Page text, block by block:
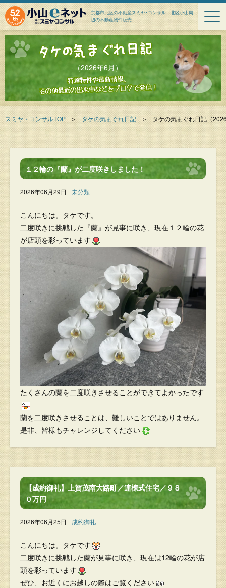
京都市北区の不動産スミヤ･コンサル－北区小山周
辺の不動産物件販売
（2026年6月）
スミヤ・コンサルTOP ＞ タケの気まぐれ日記 ＞ タケの気まぐれ日記 （
１２輪の『蘭』が二度咲きしました！
2026年06月29日 未分類
こんにちは。タケです。
二度咲きに挑戦した『蘭』が見事に咲き、現在１２輪の花
が店頭を彩っています
たくさんの蘭を二度咲きさせることができてよかったです
蘭を二度咲きさせることは、難しいことではありません。
是非、皆様もチャレンジしてください
【成約御礼】上賀茂南大路町／連棟式住宅／９８
０万円
2026年06月25日 成約御礼
こんにちは。タケです
二度咲きに挑戦した蘭が見事に咲き、現在は12輪の花が店
頭を彩っています
ぜひ、お近くにお越しの際はご覧ください